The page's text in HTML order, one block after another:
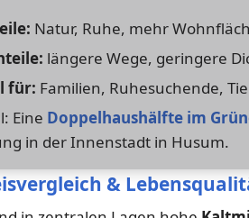
Natur, Ruhe, mehr
längere Wege, geringere
für: Familien, Ruhesuchende,
Eine Doppelhaushälfte im
in der Innenstadt in Husum.
&